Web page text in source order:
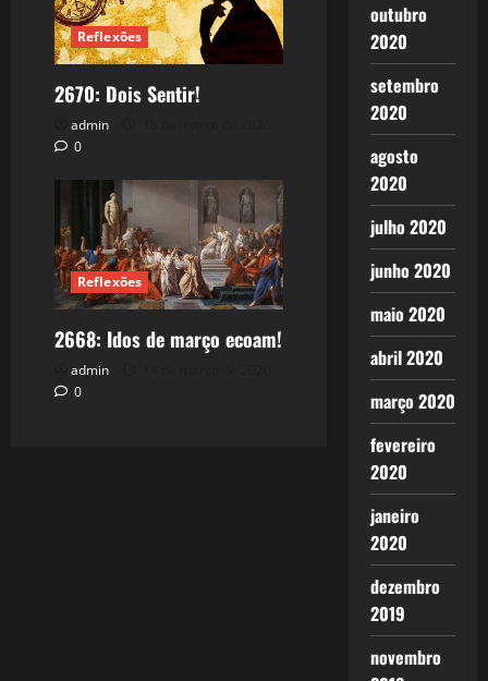
Reflexões
2670: Dois Sentir!
admin
0
Reflexões
2668: Idos de março ecoam!
admin
0
outubro
2020
setembro
2020
agosto
2020
julho 2020
junho 2020
maio 2020
abril 2020
março 2020
fevereiro
2020
janeiro
2020
dezembro
2019
novembro